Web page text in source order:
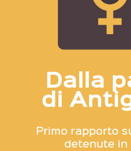
Dalla
di
Primo rapporto
detenute in